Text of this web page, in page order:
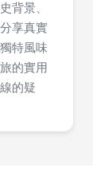
背景、
享真實
特風味
的實用
的疑